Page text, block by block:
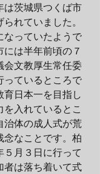
は茨城県つくば市
れていました。
なっていたようで
は半年前頃の７
会文教厚生常任委
っているところで
育日本一を目指し
入れているとこ
治体の成人式が荒
なことです。柏
月３日に行って
者は落ち着いて式